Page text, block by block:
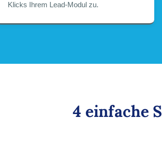
Klicks Ihrem Lead-Modul zu.
4 einfache